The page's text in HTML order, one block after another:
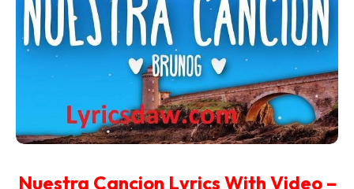
Nuestra Cancion Lyrics With Video –